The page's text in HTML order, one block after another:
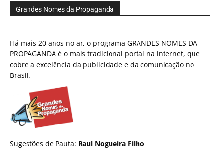
Grandes Nomes da Propaganda
Há mais 20 anos no ar, o programa GRANDES NOMES DA
PROPAGANDA é o mais tradicional portal na internet, que
cobre a excelência da publicidade e da comunicação no
Brasil.
Sugestões de Pauta: Raul Nogueira Filho